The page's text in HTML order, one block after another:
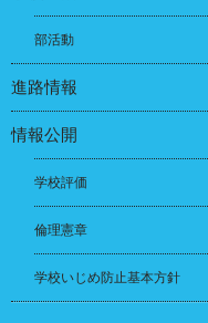
部活動
進路情報
情報公開
学校評価
倫理憲章
学校いじめ防止基本方針